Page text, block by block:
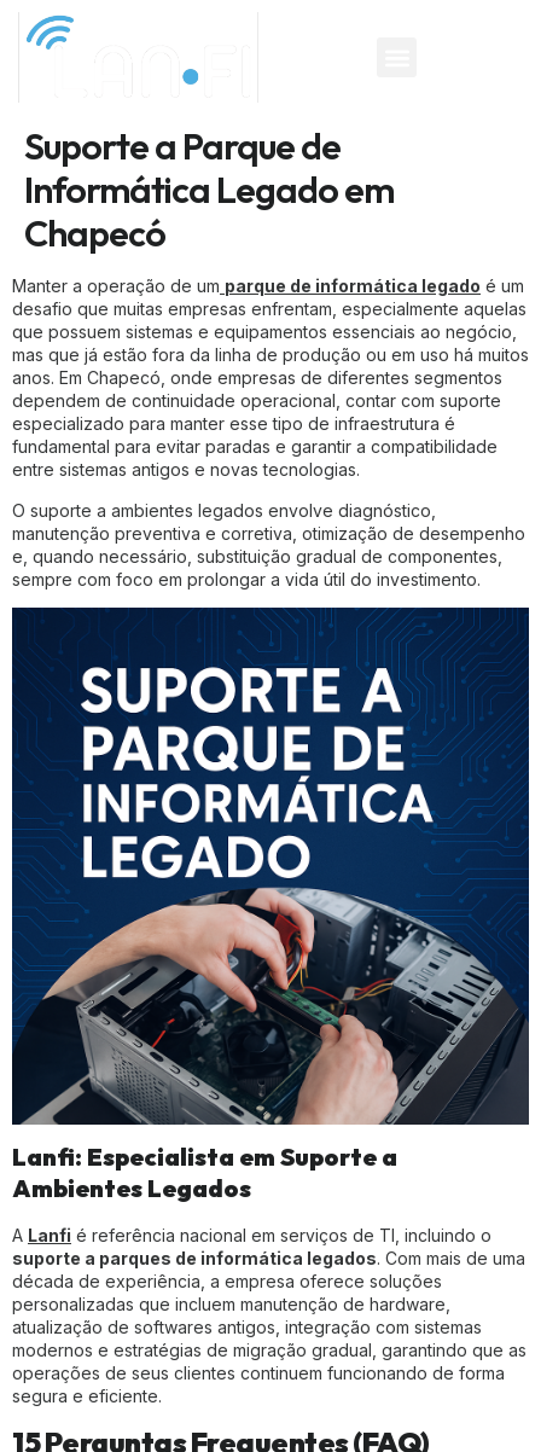
Suporte a Parque de
Informática Legado em
Chapecó
Manter a operação de um parque de informática legado é um
desafio que muitas empresas enfrentam, especialmente aquelas
que possuem sistemas e equipamentos essenciais ao negócio,
mas que já estão fora da linha de produção ou em uso há muitos
anos. Em Chapecó, onde empresas de diferentes segmentos
dependem de continuidade operacional, contar com suporte
especializado para manter esse tipo de infraestrutura é
fundamental para evitar paradas e garantir a compatibilidade
entre sistemas antigos e novas tecnologias.
O suporte a ambientes legados envolve diagnóstico,
manutenção preventiva e corretiva, otimização de desempenho
e, quando necessário, substituição gradual de componentes,
sempre com foco em prolongar a vida útil do investimento.
Lanfi: Especialista em Suporte a
Ambientes Legados
A Lanfi é referência nacional em serviços de TI, incluindo o
suporte a parques de informática legados. Com mais de uma
década de experiência, a empresa oferece soluções
personalizadas que incluem manutenção de hardware,
atualização de softwares antigos, integração com sistemas
modernos e estratégias de migração gradual, garantindo que as
operações de seus clientes continuem funcionando de forma
segura e eficiente.
15 Perguntas Frequentes (FAQ)